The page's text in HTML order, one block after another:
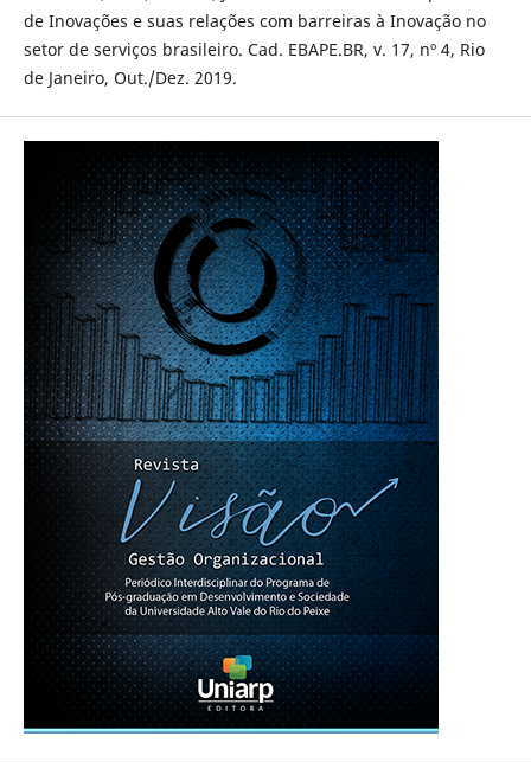
de Inovações e suas relações com barreiras à Inovação no
setor de serviços brasileiro. Cad. EBAPE.BR, v. 17, nº 4, Rio
de Janeiro, Out./Dez. 2019.